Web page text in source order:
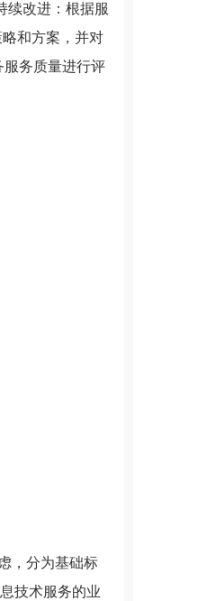
续改进：根据服
和方案，并对
务质量进行评
，分为基础标
技术服务的业